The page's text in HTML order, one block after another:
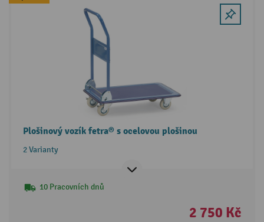
Plošinový vozík fetra® s ocelovou plošinou
2 Varianty
10 Pracovních dnů
2 750 Kč